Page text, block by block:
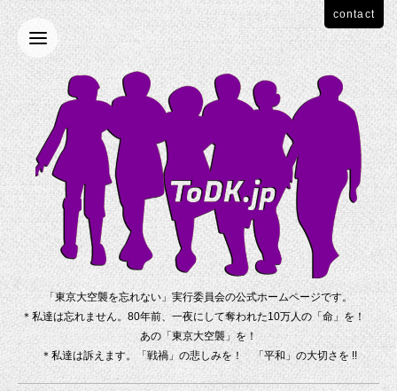
「東京大空襲を忘れない」実行委員会の公式ホームページです。
＊私達は忘れません。80年前、一夜にして奪われた10万人の「命」を！
あの「東京大空襲」を！
＊私達は訴えます。「戦禍」の悲しみを！ 「平和」の大切さを !!
contact